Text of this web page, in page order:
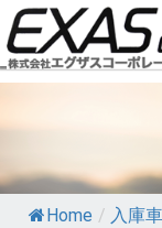
Home / 入庫